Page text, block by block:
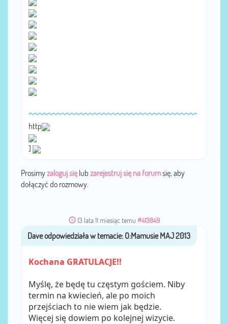
http
]
Prosimyzaloguj sięlub zarejestruj się na forumsię, aby
dołączyć do rozmowy.
13 lata 11 miesiąc temu #413849
przezDave
Kochana GRATULACJE!!
Myślę, że będę tu częstym gościem. Niby
termin na kwiecień, ale po moich
przejściach to nie wiem jak będzie.
Więcej się dowiem po kolejnej wizycie.